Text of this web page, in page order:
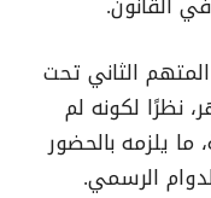
الثاني تحت
نظرًا لكونه لم
يلزمه بالحضور
الرسمي.